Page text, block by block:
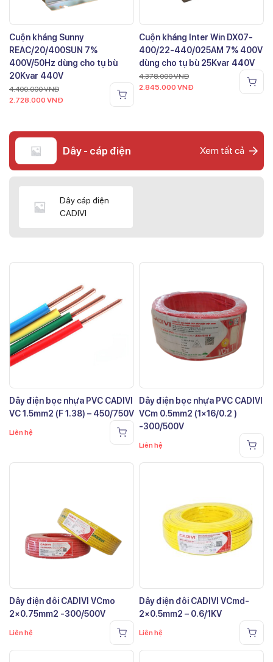
Cuộn kháng Sunny
REAC/20/400SUN 7%
400V/50Hz dùng cho tụ bù
20Kvar 440V
4.400.000VNĐ
2.728.000 VNĐ
Cuộn kháng Inter Win DX07-
400/22-440/025AM 7% 400V
dùng cho tụ bù 25Kvar 440V
4.378.000VNĐ
2.845.000 VNĐ
Dây - cáp điện Xem tất cả
Dây cáp điện
CADIVI
Dây điện bọc nhựa PVC CADIVI
VC 1.5mm2 (F 1.38) – 450/750V
Liên hệ
Dây điện bọc nhựa PVC CADIVI
VCm 0.5mm2 (1×16/0.2 )
-300/500V
Liên hệ
Dây điện đôi CADIVI VCmo
2×0.75mm2 -300/500V
Liên hệ
Dây điện đôi CADIVI VCmd-
2×0.5mm2 – 0.6/1KV
Liên hệ